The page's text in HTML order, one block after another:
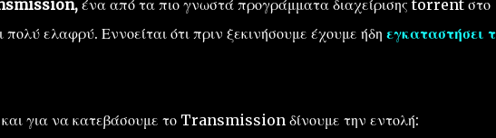
ένα από τα πιο γνωστά προγράμματα διαχείρισης torrent στο
ελαφρύ. Εννοείται ότι πριν ξεκινήσουμε έχουμε ήδη εγκαταστήσει
και για να κατεβάσουμε το Transmission δίνουμε την εντολή: